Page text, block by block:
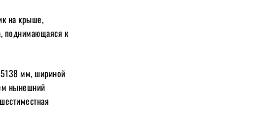
на крыше,
поднимающаяся к
5138 мм, шириной
нынешний